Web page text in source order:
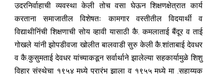
उदरनिर्वाहाची व्यवस्था केली तोच वसा घेऊन शिक्षणक्षेत्रात कार्य
करताना समाजातील विशेषतः कामगार वस्तीतील विदयार्थी व
विद्याथीनिंची शिक्षणाची सोय व्हावी यासाठी कै. कमलाताई बैंदूर व ताई
गोखले यांनी झोपडीवजा खोलीत बालवाडी सुरु केली कै.शांताबाई देवधर
व कै.कुसुमताई देवधर यांच्याकडून सर्वार्थाने झालेल्या सहकार्यामुळे शिशु
विहार संस्थेचा १९५४ मध्ये प्रारंभ झाला व १९५५ मध्ये मा .सहाय्यक